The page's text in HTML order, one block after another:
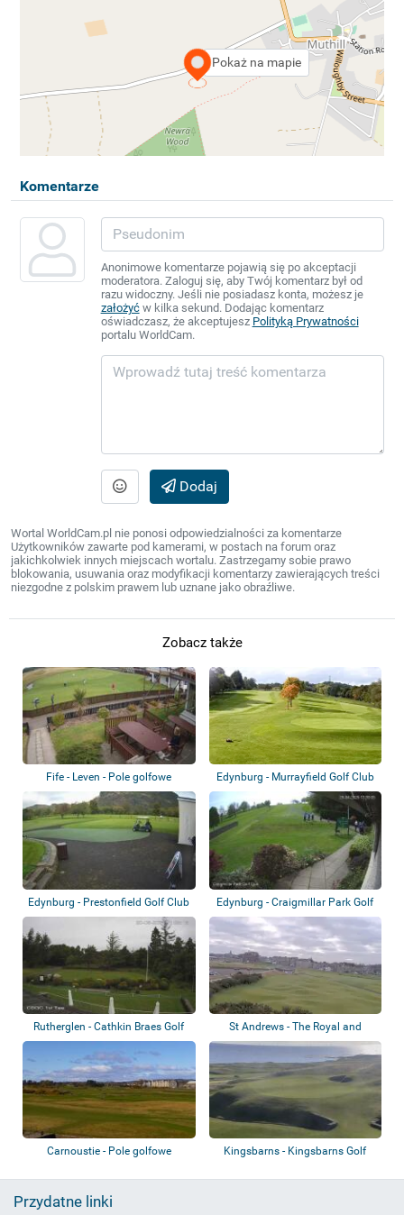
Pokaż na mapie
Komentarze
Anonimowe komentarze pojawią się po akceptacji
moderatora. Zaloguj się, aby Twój komentarz był od
razu widoczny. Jeśli nie posiadasz konta, możesz je
założyćw kilka sekund. Dodając komentarz
oświadczasz, że akceptujesz Polityką Prywatności
portalu WorldCam.
Dodaj
Wortal WorldCam.pl nie ponosi odpowiedzialności za komentarze
Użytkowników zawarte pod kamerami, w postach na forum oraz
jakichkolwiek innych miejscach wortalu. Zastrzegamy sobie prawo
blokowania, usuwania oraz modyfikacji komentarzy zawierających treści
niezgodne z polskim prawem lub uznane jako obraźliwe.
Zobacz także
Fife - Leven - Pole golfowe Edynburg - Murrayfield Golf Club
Edynburg - Prestonfield Golf Club
Edynburg - Craigmillar Park Golf
Course
Rutherglen - Cathkin Braes Golf
Club
St Andrews - The Royal and
Ancient Golf...
Carnoustie - Pole golfowe
Kingsbarns - Kingsbarns Golf
Przydatne linki